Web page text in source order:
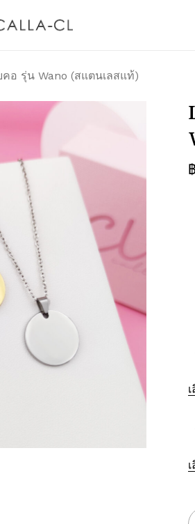
คอ รุ่น Wano (สแตนเลสแท้)
มาเป็นคนแรกที่วิจารณ์
การให้คะแนนของคุณ
บทวิจารณ์ของคุณ
ชื่อ
บันทึกชื่อ, อีเมล และชื่อเว็บไซต์ข